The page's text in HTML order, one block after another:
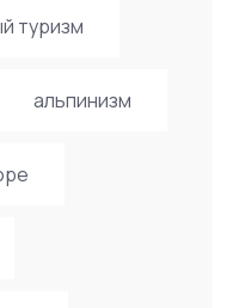
туризм
альпинизм